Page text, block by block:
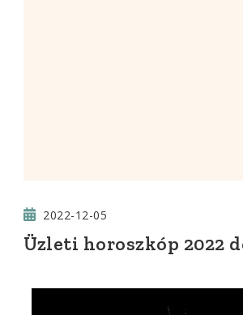
2022-12-05
Üzleti horoszkóp 2022